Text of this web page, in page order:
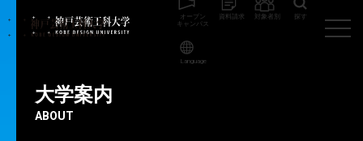
大学案内
ABOUT
オープン
キャンパス
資料請求 対象者別 探す
Language
ジ ュ